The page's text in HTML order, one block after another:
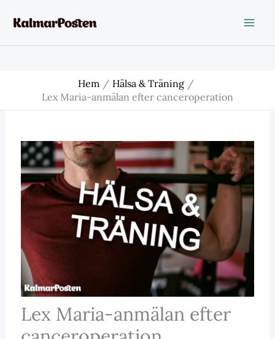
Hem
Hälsa & Träning
Lex Maria-anmälan efter canceroperation
Lex Maria-anmälan efter